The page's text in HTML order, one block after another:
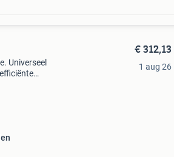
Universeel
€ 312,13
1 aug 26